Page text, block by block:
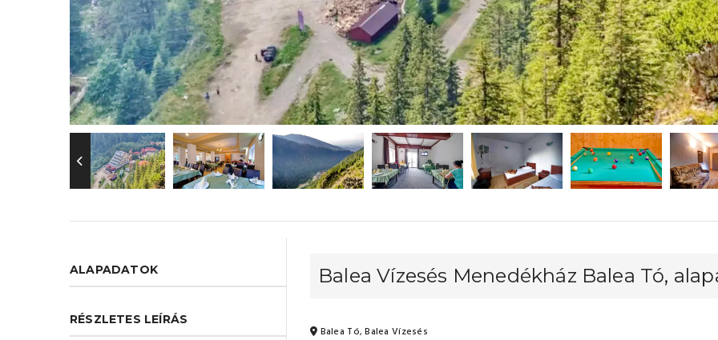
ALAPADATOK
RÉSZLETES LEÍRÁS
Balea Vízesés Menedékház Balea Tó,
Balea Tó, Balea Vízesés